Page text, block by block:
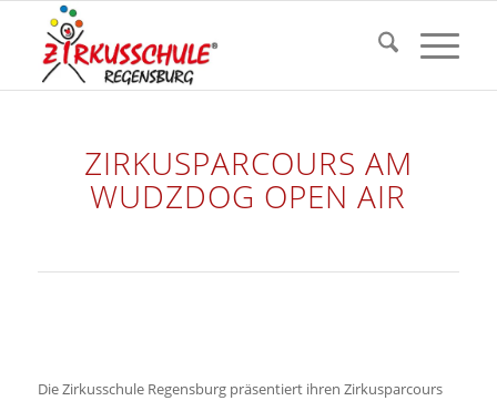
ZIRKUSPARCOURS AM
WUDZDOG OPEN AIR
Die Zirkusschule Regensburg präsentiert ihren Zirkusparcours